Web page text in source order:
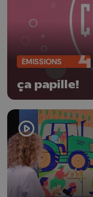
ÉMISSIONS
ça papille!